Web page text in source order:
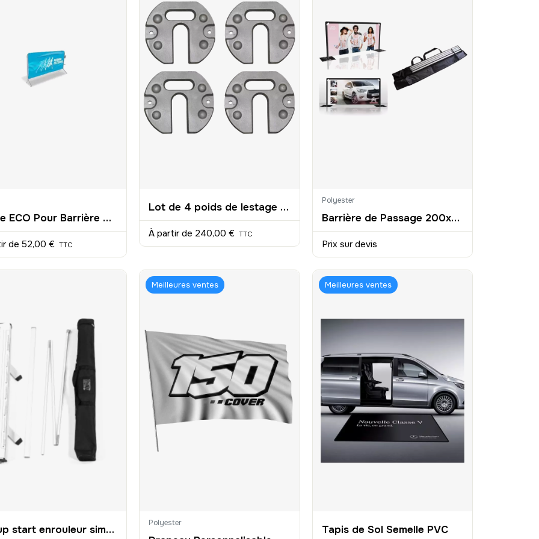
Bâche ECO Pour Barrière 200x80cm
de 52,00 € TTC
Lot de 4 poids de lestage pour tente pliante 12kg
À partir de 240,00 € TTC
Polyester
Barrière de Passage 200x100cm
Prix sur devis
Roll up start enrouleur simple personnalisé
Meilleures ventes
Polyester
Meilleures ventes
Tapis de Sol Semelle PVC